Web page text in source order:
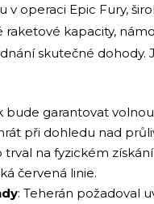
v operaci Epic Fury,
raketové kapacity,
skutečné dohody.
bude garantovat
při dohledu nad
trval na fyzickém
červená linie.
: Teherán požadoval